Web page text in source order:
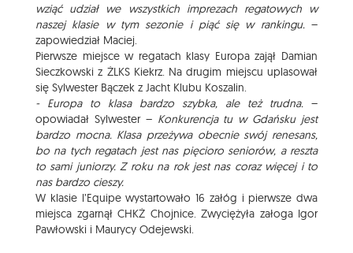
wziąć udział we wszystkich imprezach regatowych w
naszej klasie w tym sezonie i piąć się w rankingu.–
zapowiedział Maciej.
Pierwsze miejsce w regatach klasy Europa zajął Damian
Sieczkowski z ŻLKS Kiekrz. Na drugim miejscu uplasował
się Sylwester Bączek z Jacht Klubu Koszalin.
- Europa to klasa bardzo szybka, ale też trudna. –
opowiadał Sylwester – Konkurencja tu w Gdańsku jest
bardzo mocna. Klasa przeżywa obecnie swój renesans,
bo na tych regatach jest nas pięcioro seniorów, a reszta
to sami juniorzy. Z roku na rok jest nas coraz więcej i to
nas bardzo cieszy.
W klasie l’Equipe wystartowało 16 załóg i pierwsze dwa
miejsca zgarnął CHKŻ Chojnice. Zwyciężyła załoga Igor
Pawłowski i Maurycy Odejewski.